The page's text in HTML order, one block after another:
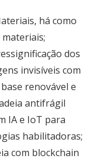
há como
dos
invisíveis com
renovável e
antifrágil
IA e IoT para
habilitadoras;
com blockchain